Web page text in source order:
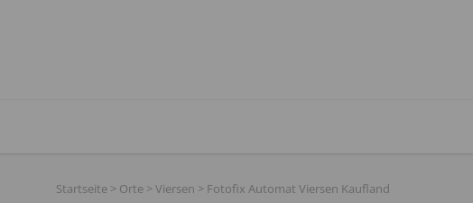
Startseite > Orte > Viersen > Fotofix Automat Viersen Kaufland